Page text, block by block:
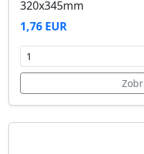
320x345mm
1,76 EUR